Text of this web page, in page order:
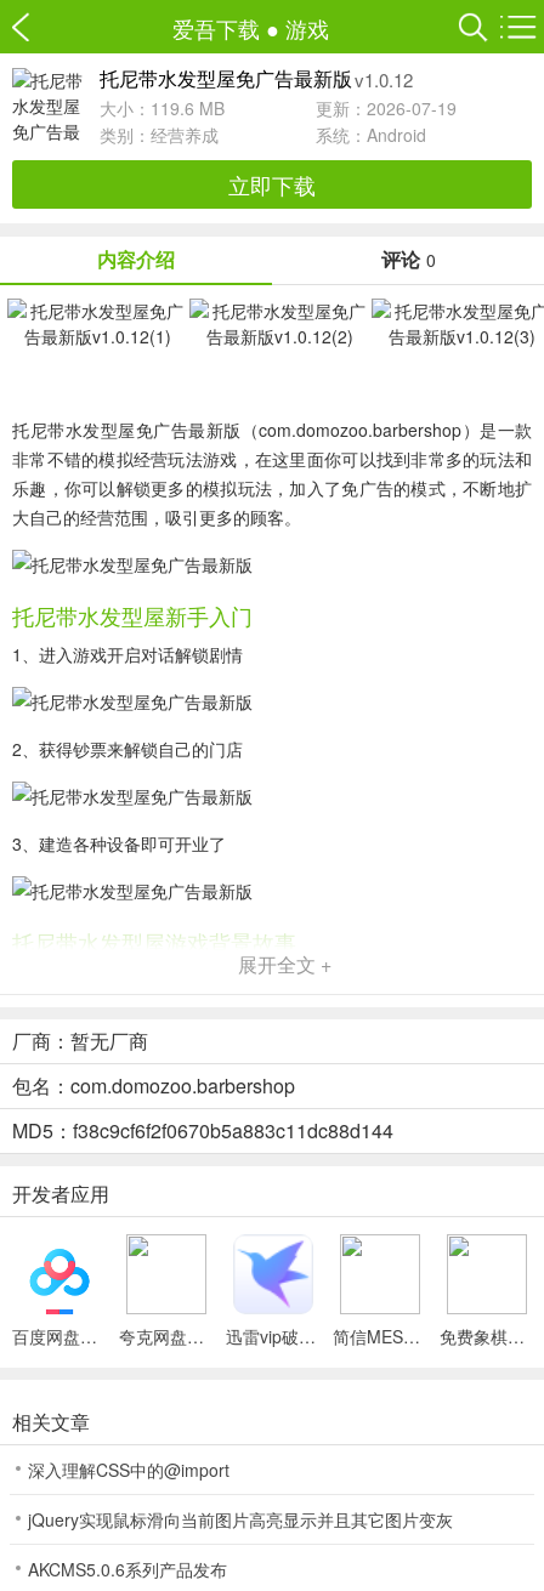
爱吾下载 ● 游戏
托尼带水发型屋免广告最新版 v1.0.12
大小：119.6 MB
更新：2026-07-19
类别： 经营养成 系统：Android
立即下载
内容介绍 评论 0
托尼带水发型屋免广告最新版（com.domozoo.barbershop） 是一款
非常不错的模拟经营玩法游戏，在这里面你可以找到非常多的玩法和
乐趣，你可以解锁更多的模拟玩法，加入了免广告的模式，不断地扩
大自己的经营范围，吸引更多的顾客。
托尼带水发型屋新手入门
1、进入游戏开启对话解锁剧情
2、获得钞票来解锁自己的门店
3、建造各种设备即可开业了
托尼带水发型屋游戏背景故事
在一座现代化大城市中，托尼一直有一个梦想，那就是成为一名顶级
的天赋，逐渐吸引了越来越多的顾客。一天，托尼终于获得了一家位
于市中心的小店，他决定把这个小小的沙龙打造成最炙手可热的美发
店。在这里，托尼不仅要设计各种时尚前卫的发型，还要根据每位顾
客的需求提供个性化的服务，让他们从发型到心情都焕然一新。通过
赚取金币，托尼逐步升级设备、解锁新的发型设计工具，并与顾客建
立起更紧密的关系，最终成为这个城市中最受欢迎的美发大师。
托尼带水发型屋玩法
为顾客设计发型
玩家需要根据顾客的需求和偏好，选择合适的发型进行剪裁、染发、
烫发等服务。每位顾客都有不同的喜好和要求，玩家需要精确地按照
进，顾客的要求会越来越复杂，玩家必须不断提高技能才能满足更多
客户的需求。
升级沙龙与工具
在赚取金币后，玩家可以用这些金币升级沙龙的设施和购买更高级的
美发工具。例如，购买更专业的剪刀、吹风机、染发剂等，能帮助玩
展开全文 +
厂商：暂无厂商
包名：com.domozoo.barbershop
MD5：f38c9cf6f2f0670b5a883c11dc88d144
开发者应用
百度网盘绿色免安装Pc电脑版 夸克网盘官方正式版 迅雷vip破解版永久会员2024版 简信MES最新手机版 免费象棋竞技比拼2026最新版本
相关文章
深入理解CSS中的@import
jQuery实现鼠标滑向当前图片高亮显示并且其它图片变灰
AKCMS5.0.6系列产品发布